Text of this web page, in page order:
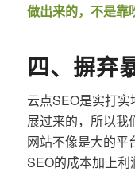
做出来的，不是靠
四、摒弃
云点SEO是实打
展过来的，所以我
网站不像是大的平
SEO的成本加上